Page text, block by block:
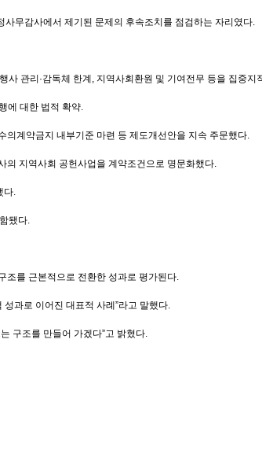
무감사에서 제기된 문제의 후속조치를 점검하는 자리였다.
사 관리·감독체 한계, 지역사회환원 및 기여전무 등을 집중지
에 대한 법적 확약.
계약금지 내부기준 마련 등 제도개선안을 지속 주문했다.
의 지역사회 공헌사업을 계약조건으로 명문화했다.
다.
됐다.
조를 근본적으로 전환한 성과로 평가된다.
과로 이어진 대표적 사례”라고 말했다.
구조를 만들어 가겠다”고 밝혔다.